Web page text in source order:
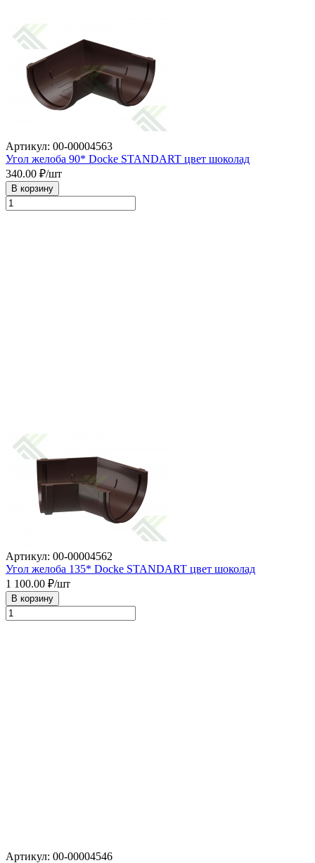
Артикул: 00-00004563
Угол желоба 90* Docke STANDART цвет шоколад
340.00 ₽/шт
В корзину
Артикул: 00-00004562
Угол желоба 135* Docke STANDART цвет шоколад
1 100.00 ₽/шт
В корзину
Артикул: 00-00004546